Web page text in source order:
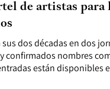
sus dos décadas en dos
confirmados nombres
están disponibles
de artistas para